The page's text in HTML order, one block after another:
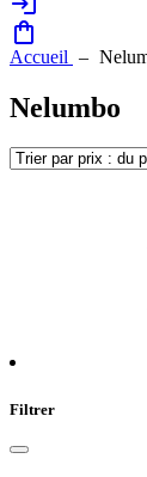
Accueil
Nelumbo
Filtrer